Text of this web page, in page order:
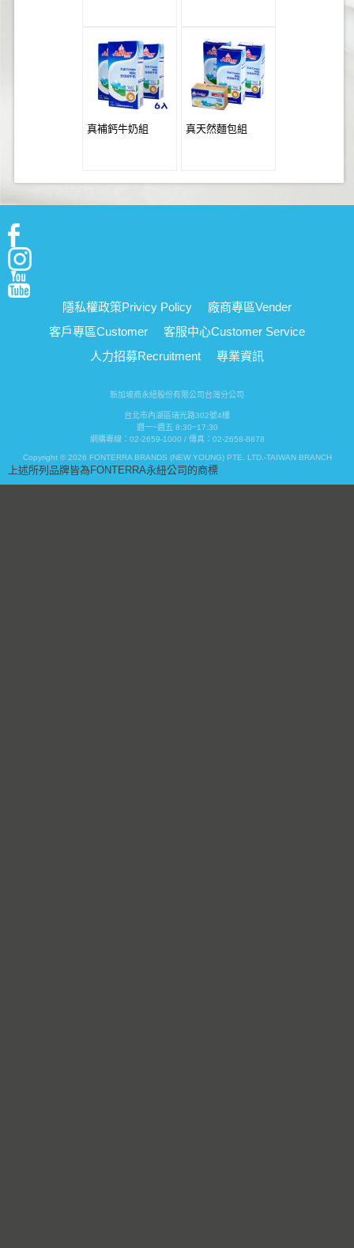
真補鈣牛奶組 真天然麵包組
隱私權政策Privicy Policy 廠商專區Vender
客戶專區Customer 客服中心Customer Service
人力招募Recruitment 專業資訊
新加坡商永紐股份有限公司台灣分公司
台北市內湖區瑞光路302號4樓
週一~週五 8:30~17:30
網購專線：02-2659-1000 / 傳真：02-2658-8878
Copyright © 2026 FONTERRA BRANDS (NEW YOUNG) PTE. LTD.-TAIWAN BRANCH
上述所列品牌皆為FONTERRA永紐公司的商標